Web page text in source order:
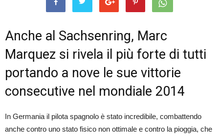
Anche al Sachsenring, Marc
Marquez si rivela il più forte di tutti
portando a nove le sue vittorie
consecutive nel mondiale 2014
In Germania il pilota spagnolo è stato incredibile, combattendo
anche contro uno stato fisico non ottimale e contro la pioggia, che